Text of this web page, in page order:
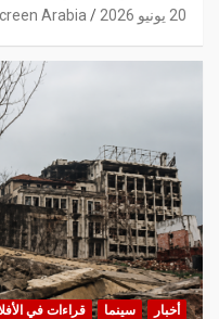
20 يونيو 2026 Arabia
أخبار سينما قراءات في